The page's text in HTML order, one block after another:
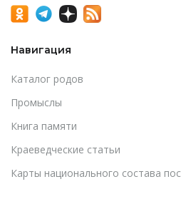
Навигация
Каталог родов
Промыслы
Книга памяти
Краеведческие статьи
Карты национального состава